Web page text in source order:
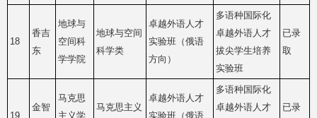
18
香吉
东
地球与
空间科
学学院
地球与空间
科学类
卓越外语人才
实验班（俄语
方向）
多语种国际化
卓越外语人才
拔尖学生培养
实验班
已录
取
19
金智
马克思
主义学
马克思主义
卓越外语人才
实验班（俄语
多语种国际化
卓越外语人才
已录